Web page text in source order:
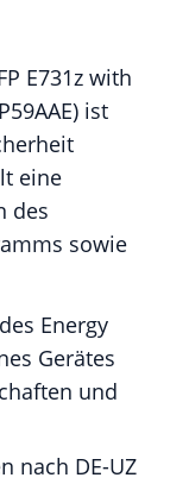
E731z with
ist
eine
des
sowie
Energy
Gerätes
und
nach DE-UZ